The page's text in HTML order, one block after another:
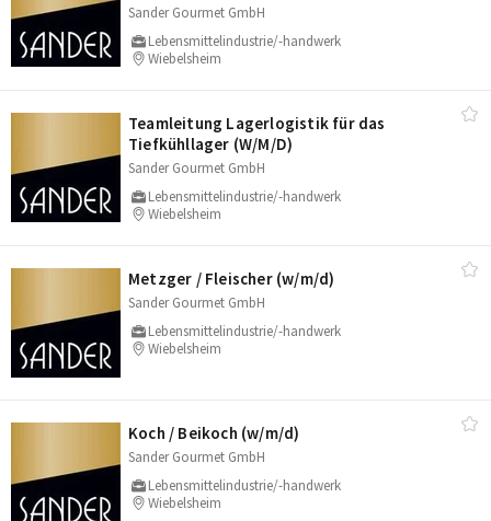
Sander Gourmet GmbH
Lebensmittelindustrie/-handwerk
Wiebelsheim
Teamleitung Lagerlogistik für das
Tiefkühllager (W/​M/​D)
Sander Gourmet GmbH
Lebensmittelindustrie/-handwerk
Wiebelsheim
Metzger /​ Fleischer (w/​m/​d)
Sander Gourmet GmbH
Lebensmittelindustrie/-handwerk
Wiebelsheim
Koch /​ Beikoch (w/​m/​d)
Sander Gourmet GmbH
Lebensmittelindustrie/-handwerk
Wiebelsheim